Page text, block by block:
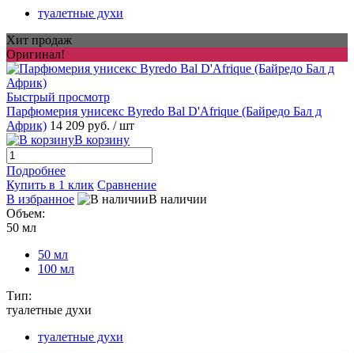
туалетные духи
Хит продаж
Оригинал!
Быстрый просмотр
Парфюмерия унисекс Byredo Bal D'Afrique (Байредо Бал д
Африк) 14 209 руб. / шт
В корзину
Подробнее
Купить в 1 клик Сравнение
В избранное
В наличии
Объем:
50 мл
50 мл
100 мл
Тип:
туалетные духи
туалетные духи